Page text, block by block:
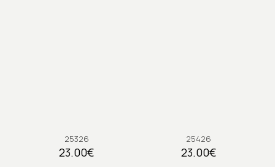
25326
23.00€
25426
23.00€